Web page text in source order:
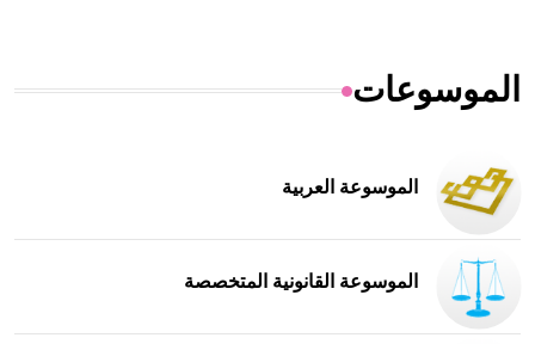
الموسوعات
الموسوعة العربية
الموسوعة القانونية المتخصصة